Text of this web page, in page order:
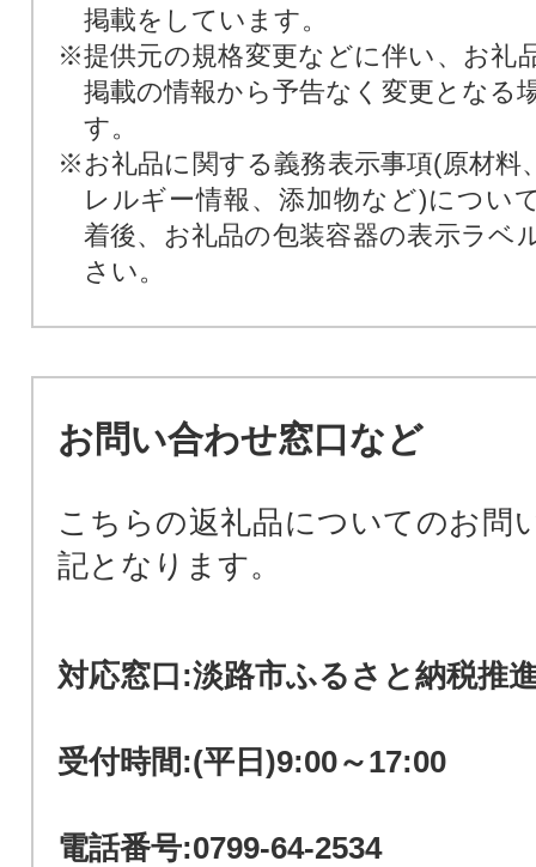
掲載をしています。
※提供元の規格変更などに伴い、お礼
掲載の情報から予告なく変更となる
す。
※お礼品に関する義務表示事項(原材料
レルギー情報、添加物など)につい
着後、お礼品の包装容器の表示ラベ
さい。
お問い合わせ窓口など
こちらの返礼品についてのお問
記となります。
対応窓口:淡路市ふるさと納税推
受付時間:(平日)9:00～17:00
電話番号:0799-64-2534